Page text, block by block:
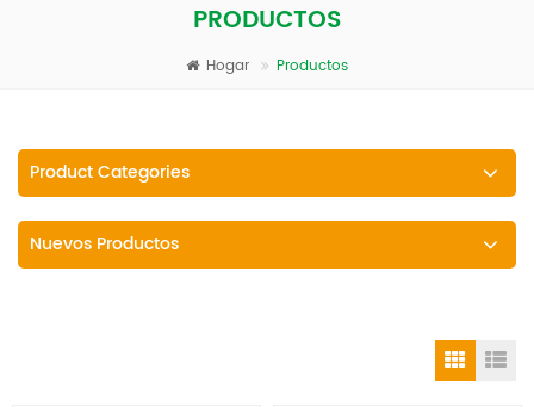
PRODUCTOS
Hogar Productos
Product Categories
Nuevos Productos